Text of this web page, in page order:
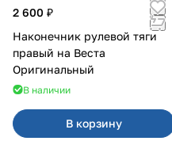
2 600 ₽
Наконечник рулевой тяги
правый на Веста
Оригинальный
В наличии
В корзину